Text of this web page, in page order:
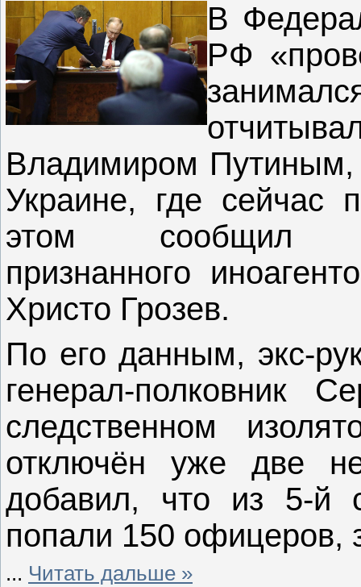
В
РФ
Владимиром Путиным,
Украине, где сейчас
этом сообщил
признанного
Христо Грозев.
По его данным, экс-
генерал-полковник
следственном
отключён уже две
добавил, что из 5-й
попали 150 офицеров,
... Читать дальше »